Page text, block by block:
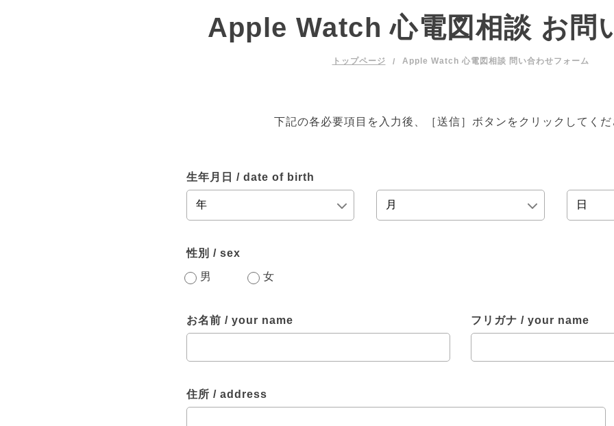
Apple Watch 心電図相談 お問
トップページ Apple Watch 心電図相談 問い合わせフォーム
下記の各必要項目を入力後、［送信］ボタンをクリックしてく
生年月日 / date of birth
性別 / sex
男
女
お名前 / your name フリガナ / your name
住所 / address